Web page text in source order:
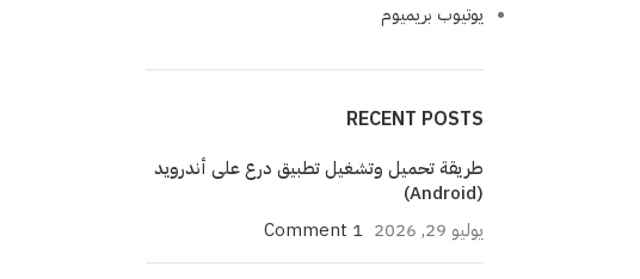
يوتيوب بريميوم
RECENT POSTS
طريقة تحميل وتشغيل تطبيق درع على أندرويد
(Android)
يوليو 29, 2026
1 Comment